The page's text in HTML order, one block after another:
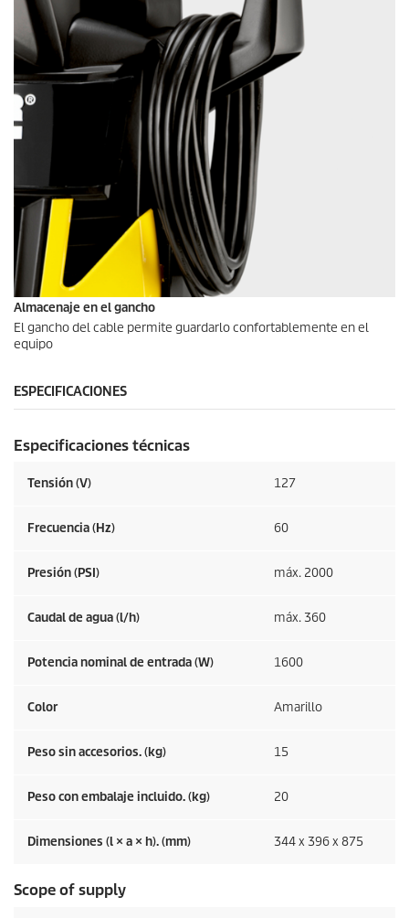
Almacenaje en el gancho
El gancho del cable permite guardarlo confortablemente en el
equipo
ESPECIFICACIONES
Especificaciones técnicas
Tensión (V) 127
Frecuencia (Hz) 60
Presión (PSI) máx. 2000
Caudal de agua (l/h) máx. 360
Potencia nominal de entrada (W) 1600
Color Amarillo
Peso sin accesorios. (kg) 15
Peso con embalaje incluido. (kg) 20
Dimensiones (l × a × h). (mm) 344 x 396 x 875
Scope of supply